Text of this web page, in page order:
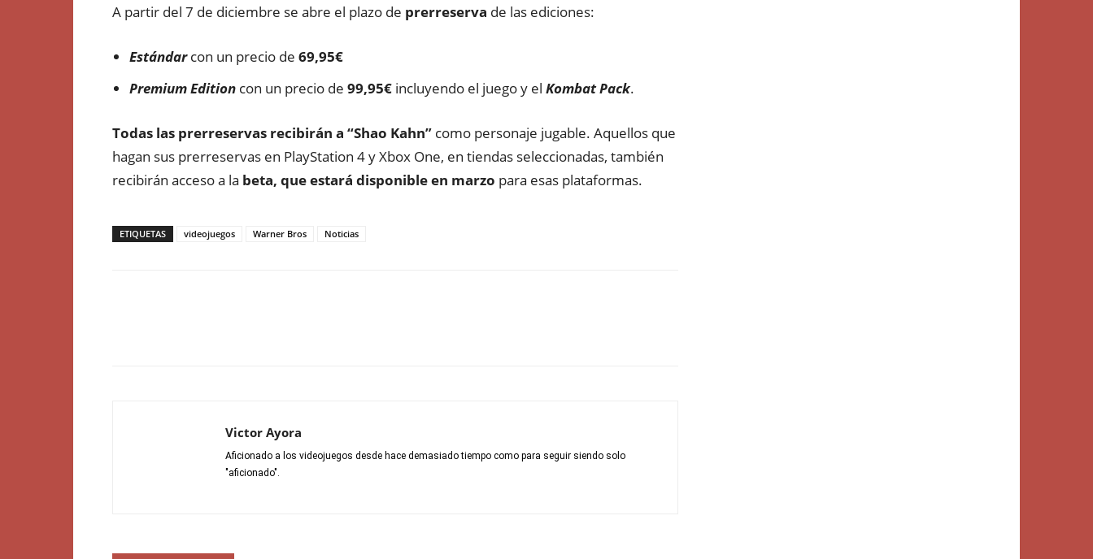
A partir del 7 de diciembre se abre el plazo de prerreserva de las ediciones:
Estándar con un precio de 69,95€
Premium Edition con un precio de 99,95€ incluyendo el juego y el Kombat Pack.
Todas las prerreservas recibirán a “Shao Kahn” como personaje jugable. Aquellos que
hagan sus prerreservas en PlayStation 4 y Xbox One, en tiendas seleccionadas, también
recibirán acceso a la beta, que estará disponible en marzo para esas plataformas.
ETIQUETAS videojuegos Warner Bros Noticias
Victor Ayora
Aficionado a los videojuegos desde hace demasiado tiempo como para seguir siendo solo
"aficionado".